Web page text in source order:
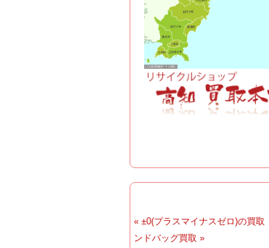
« ±0(プラスマイナスゼロ)の買取
ンドバッグ買取 »